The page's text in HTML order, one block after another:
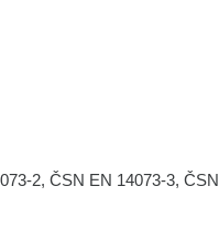
2, ČSN EN 14073-3, ČSN